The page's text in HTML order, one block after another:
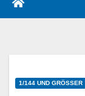
1/144 UND GRÖSSER